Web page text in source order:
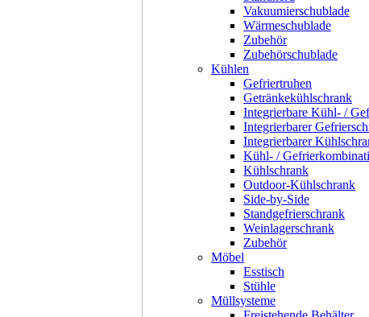
Vakuumierschublade
Wärmeschublade
Zubehör
Zubehörschublade
Kühlen
Gefriertruhen
Getränkekühlschrank
Integrierbare Kühl- /
Integrierbarer
Integrierbarer
Kühl- /
Kühlschrank
Outdoor-Kühlschrank
Side-by-Side
Standgefrierschrank
Weinlagerschrank
Zubehör
Möbel
Esstisch
Stühle
Müllsysteme